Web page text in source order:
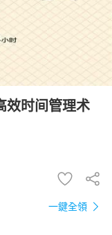
效时间管理术
一鍵全領